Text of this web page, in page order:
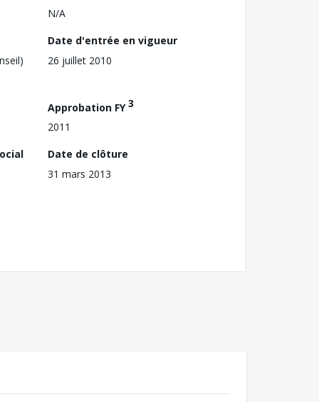
N/A
Date d'entrée en vigueur
26 juillet 2010
Approbation FY3
2011
Date de clôture
31 mars 2013